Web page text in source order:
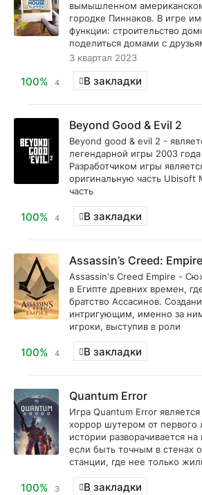
вымышленном
городке Пиннаков. В игре
функции: строительство
поделиться домами с
3 квартал 2023
100% 4 В закладки
Beyond Good & Evil 2
Beyond good & evil 2 -
легендарной игры 2003
Разработчиком игры
оригинальную часть Ubisoft
часть
100% 4 В закладки
Assassin’s Creed: Empire
Assassin's Creed Empire -
в Египте древних времен,
братство Ассасинов.
интригующим, именно за
игроки, выступив в роли
100% 4 В закладки
Quantum Error
Игра Quantum Error
хоррор шутером от первого
истории разворачивается
если быть точным в стенах
станции, где нее только
100% 3 В закладки